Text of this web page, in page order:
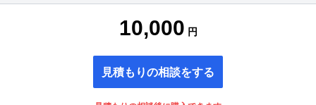
10,000 円
見積もりの相談をする